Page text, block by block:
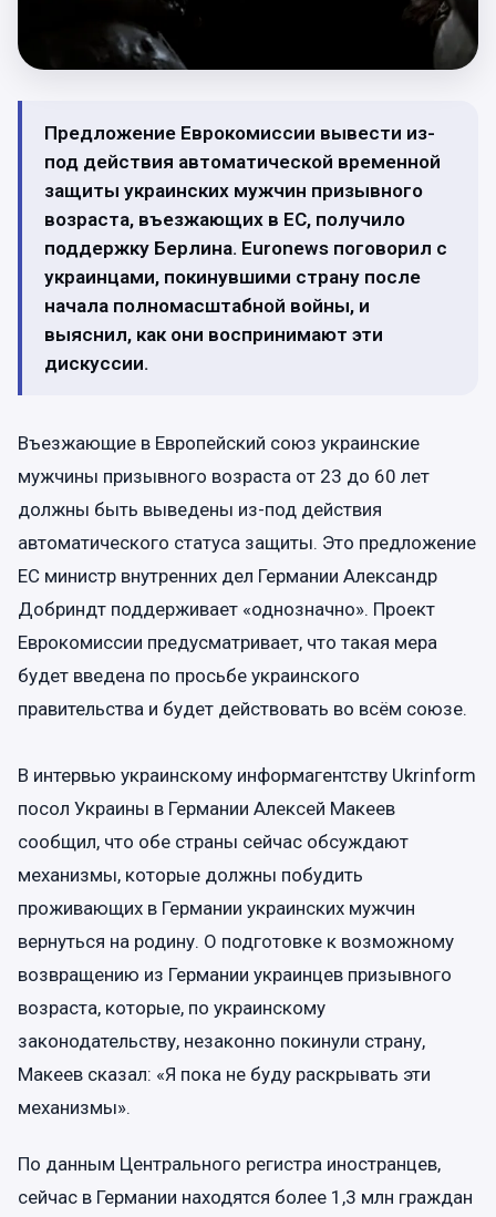
Предложение Еврокомиссии вывести из-
под действия автоматической временной
защиты украинских мужчин призывного
возраста, въезжающих в ЕС, получило
поддержку Берлина. Euronews поговорил с
украинцами, покинувшими страну после
начала полномасштабной войны, и
выяснил, как они воспринимают эти
дискуссии.
Въезжающие в Европейский союз украинские
мужчины призывного возраста от 23 до 60 лет
должны быть выведены из-под действия
автоматического статуса защиты. Это предложение
ЕС министр внутренних дел Германии Александр
Добриндт поддерживает «однозначно». Проект
Еврокомиссии предусматривает, что такая мера
будет введена по просьбе украинского
правительства и будет действовать во всём союзе.
В интервью украинскому информагентству Ukrinform
посол Украины в Германии Алексей Макеев
сообщил, что обе страны сейчас обсуждают
механизмы, которые должны побудить
проживающих в Германии украинских мужчин
вернуться на родину. О подготовке к возможному
возвращению из Германии украинцев призывного
возраста, которые, по украинскому
законодательству, незаконно покинули страну,
Макеев сказал: «Я пока не буду раскрывать эти
механизмы».
По данным Центрального регистра иностранцев,
сейчас в Германии находятся более 1,3 млн граждан